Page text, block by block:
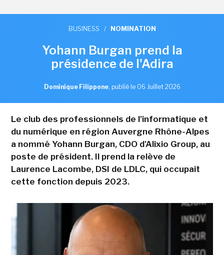
BUSINESS / NOMINATION
Yohann Burgan prend la
présidence de l'Adira
Dominique Filippone, publié le 06 Juillet 2026
Le club des professionnels de l'informatique et
du numérique en région Auvergne Rhône-Alpes
a nommé Yohann Burgan, CDO d'Alixio Group, au
poste de président. Il prend la relève de
Laurence Lacombe, DSI de LDLC, qui occupait
cette fonction depuis 2023.